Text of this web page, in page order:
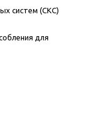
систем (СКС)
для